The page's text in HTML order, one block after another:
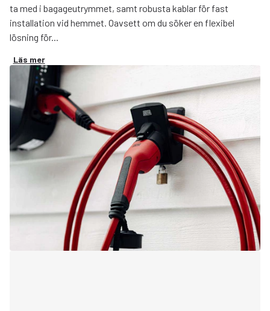
ta med i bagageutrymmet, samt robusta kablar för fast
installation vid hemmet. Oavsett om du söker en flexibel
lösning för...
Läs mer